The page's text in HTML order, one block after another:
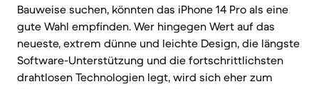
Bauweise suchen, könnten das iPhone 14 Pro als eine
gute Wahl empfinden. Wer hingegen Wert auf das
neueste, extrem dünne und leichte Design, die längste
Software-Unterstützung und die fortschrittlichsten
drahtlosen Technologien legt, wird sich eher zum